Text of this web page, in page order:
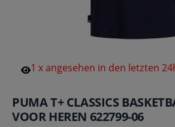
1 xangesehen in den letzten
PUMA T+ CLASSICS
VOOR HEREN 622799-06